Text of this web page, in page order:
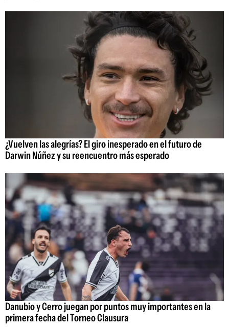
¿Vuelven las alegrías? El giro inesperado en el futuro de
Darwin Núñez y su reencuentro más esperado
Danubio y Cerro juegan por puntos muy importantes en la
primera fecha del Torneo Clausura